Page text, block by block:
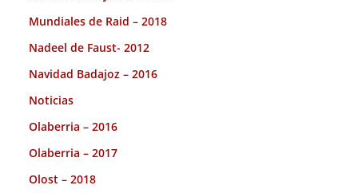
Mundiales de Raid – 2018
Nadeel de Faust- 2012
Navidad Badajoz – 2016
Noticias
Olaberria – 2016
Olaberria – 2017
Olost – 2018